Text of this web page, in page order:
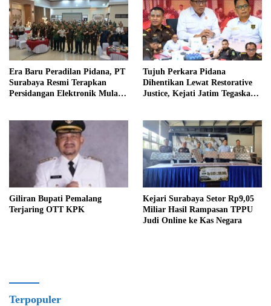
Era Baru Peradilan Pidana, PT
Surabaya Resmi Terapkan
Persidangan Elektronik Mulai 1
Tujuh Perkara Pidana
Dihentikan Lewat Restorative
Justice, Kejati Jatim Tegaskan
Giliran Bupati Pemalang
Terjaring OTT KPK
Kejari Surabaya Setor Rp9,05
Miliar Hasil Rampasan TPPU
Judi Online ke Kas Negara
Terpopuler